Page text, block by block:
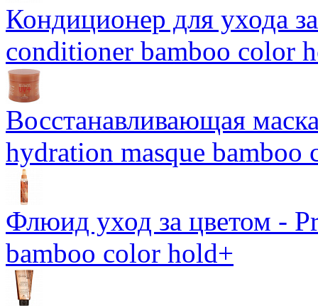
Кондиционер для ухода
conditioner bamboo color
Восстанавливающая
hydration masque bamboo
Флюид уход за цветом -
bamboo color hold+